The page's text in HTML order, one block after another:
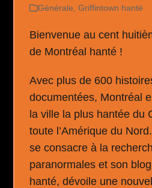
Générale ,Griffintown hanté
Bienvenue au cent
de Montréal hanté !
Avec plus de 600
documentées, Montréal
la ville la plus hantée du
toute l’Amérique du
se consacre à la
paranormales et son
hanté, dévoile une